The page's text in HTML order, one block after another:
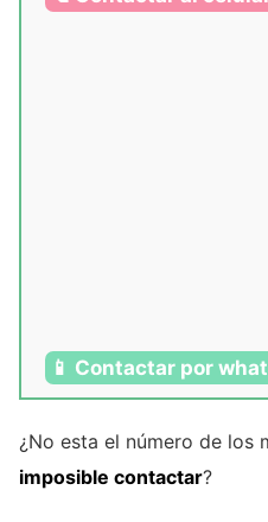
📱 Contactar por
¿No esta el número de los
imposible contactar?